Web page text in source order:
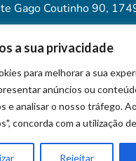
a sua privacidade
para melhorar a sua
anúncios ou
e analisar o nosso tráfego.
concorda com a utilização
Rejeitar
Gago Coutinho 90,
© 2026 APTCA STORE